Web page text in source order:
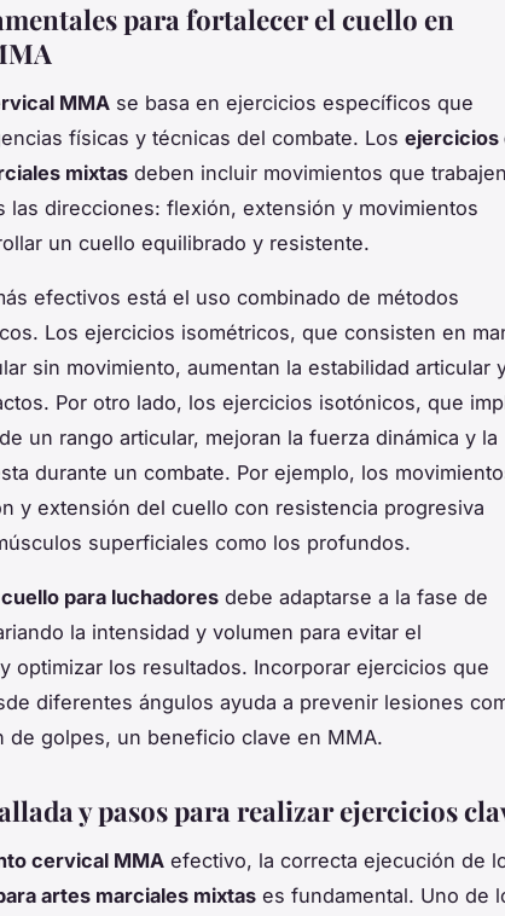
para fortalecer el cuello en
MMA se basa en ejercicios específicos que
físicas y técnicas del combate. Los ejercicios
mixtas deben incluir movimientos que
las direcciones: flexión, extensión y movimientos
un cuello equilibrado y resistente.
efectivos está el uso combinado de métodos
Los ejercicios isométricos, que consisten en
sin movimiento, aumentan la estabilidad articular
Por otro lado, los ejercicios isotónicos, que
un rango articular, mejoran la fuerza dinámica y la
durante un combate. Por ejemplo, los
y extensión del cuello con resistencia progresiva
superficiales como los profundos.
para luchadores debe adaptarse a la fase de
la intensidad y volumen para evitar el
optimizar los resultados. Incorporar ejercicios que
diferentes ángulos ayuda a prevenir lesiones
de golpes, un beneficio clave en MMA.
y pasos para realizar ejercicios
cervical MMA efectivo, la correcta ejecución de
artes marciales mixtas es fundamental. Uno de